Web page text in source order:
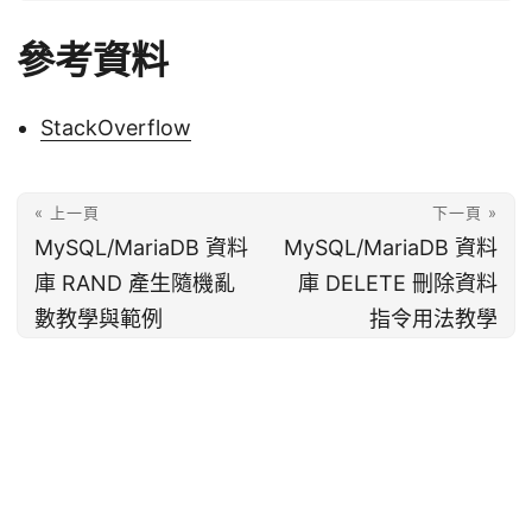
參考資料
StackOverflow
« 上一頁
MySQL/MariaDB 資料
庫 RAND 產生隨機亂
數教學與範例
下一頁 »
MySQL/MariaDB 資料
庫 DELETE 刪除資料
指令用法教學